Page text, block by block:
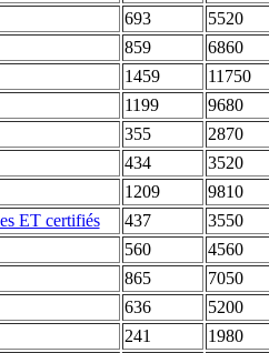
693 5520
859 6860
1459 11750
1199 9680
355 2870
434 3520
1209 9810
437 3550
560 4560
865 7050
636 5200
241 1980